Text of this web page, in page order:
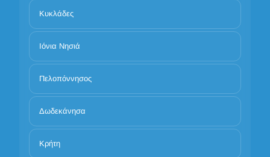
Κυκλάδες
Ιόνια Νησιά
Πελοπόννησος
Δωδεκάνησα
Κρήτη